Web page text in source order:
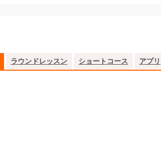
ラウンドレッスン ショートコース アプリ